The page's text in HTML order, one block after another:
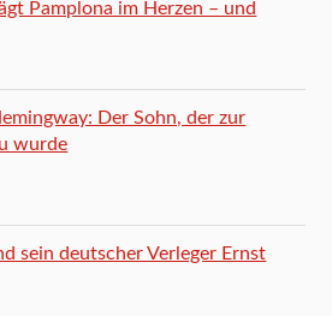
Pamplona im Herzen – und
Der Sohn, der zur
wurde
sein deutscher Verleger Ernst